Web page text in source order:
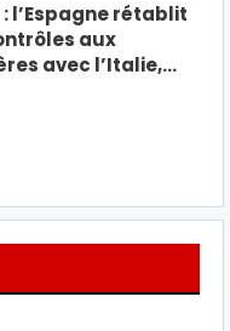
l’Espagne rétablit
aux
avec l’Italie,…